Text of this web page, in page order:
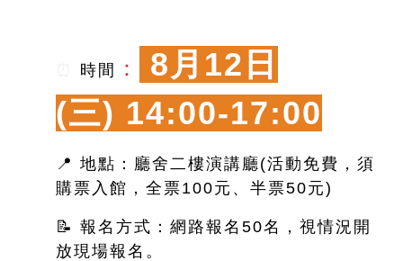
時間 ：
8月12日
(三) 14:00-17:00
📍 地點：廳舍二樓演講廳(活動免費，須
購票入館，全票100元、半票50元)
📝 報名方式：網路報名50名，視情況開
放現場報名。